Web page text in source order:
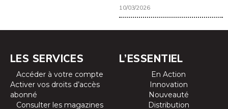
10/03/2026
LES SERVICES
Accéder à votre compte
Activer vos droits d’accès
abonné
Consulter les magazines
L’ESSENTIEL
En Action
Innovation
Nouveauté
Distribution